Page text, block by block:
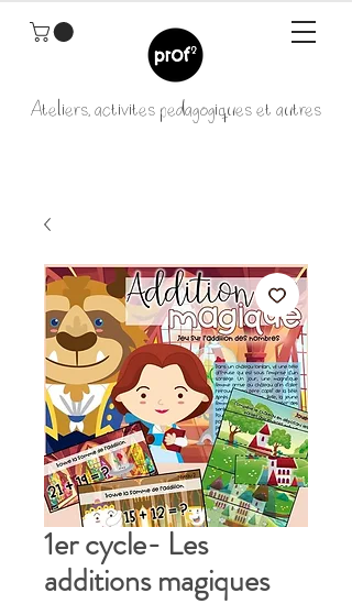
Ateliers, activités pédagogiques et autres
1er cycle- Les
additions magiques